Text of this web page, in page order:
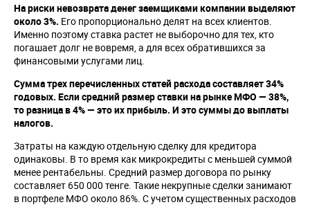
На риски невозврата денег заемщиками компании выделяют
около 3%. Его пропорционально делят на всех клиентов.
Именно поэтому ставка растет не выборочно для тех, кто
погашает долг не вовремя, а для всех обратившихся за
финансовыми услугами лиц.
Сумма трех перечисленных статей расхода составляет 34%
годовых. Если средний размер ставки на рынке МФО — 38%,
то разница в 4% — это их прибыль. И это суммы до выплаты
налогов.
Затраты на каждую отдельную сделку для кредитора
одинаковы. В то время как микрокредиты с меньшей суммой
менее рентабельны. Средний размер договора по рынку
составляет 650 000 тенге. Такие некрупные сделки занимают
в портфеле МФО около 86%. С учетом существенных расходов